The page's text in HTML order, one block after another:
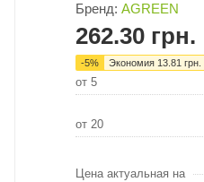
Бренд: AGREEN
262.30 грн.
-5% Экономия 13.81 грн.
от 5
от 20
Цена актуальная на